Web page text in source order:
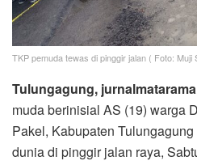
TKP pemuda tewas di pinggir jalan ( Foto: Muji
Tulungagung,
muda berinisial AS (19) warga
Pakel, Kabupaten
dunia di pinggir jalan raya,